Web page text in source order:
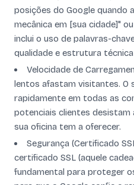
posições do Google quando
mecânica em [sua cidade]"
inclui o uso de palavras-
qualidade e estrutura técnica
Velocidade de
lentos afastam visitantes. O
rapidamente em todas as
potenciais clientes desistam
sua oficina tem a oferecer.
Segurança (Certificado
certificado SSL (aquele
fundamental para proteger